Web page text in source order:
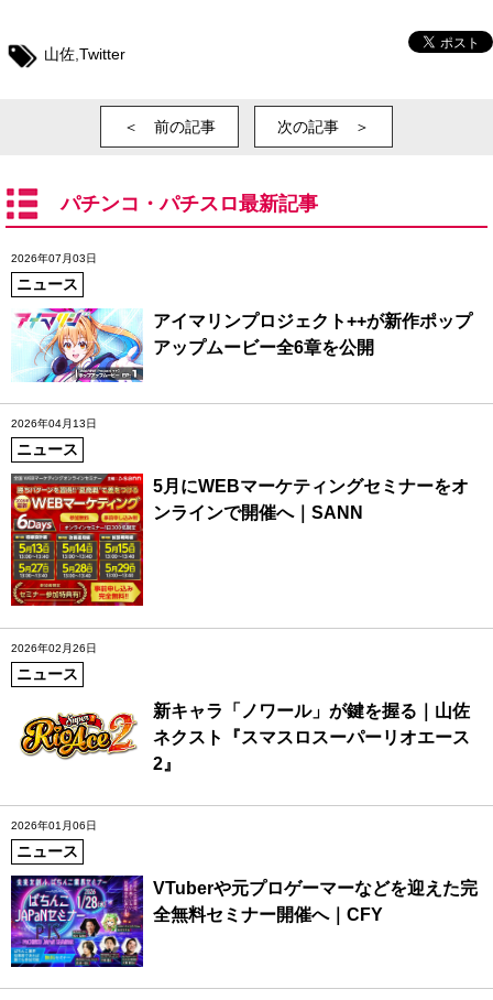
山佐 Twitter
＜ 前の記事 次の記事 ＞
パチンコ・パチスロ最新記事
2026年07月03日
ニュース
アイマリンプロジェクト++が新作ポップ
アップムービー全6章を公開
2026年04月13日
ニュース
5月にWEBマーケティングセミナーをオ
ンラインで開催へ｜SANN
2026年02月26日
ニュース
新キャラ「ノワール」が鍵を握る｜山佐
ネクスト『スマスロスーパーリオエース
2』
2026年01月06日
ニュース
VTuberや元プロゲーマーなどを迎えた完
全無料セミナー開催へ｜CFY